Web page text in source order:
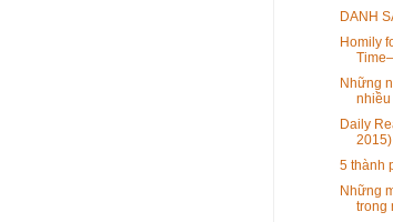
DANH
Homily
Những
nhiều
Daily
2015)
5 thành
Những
trong